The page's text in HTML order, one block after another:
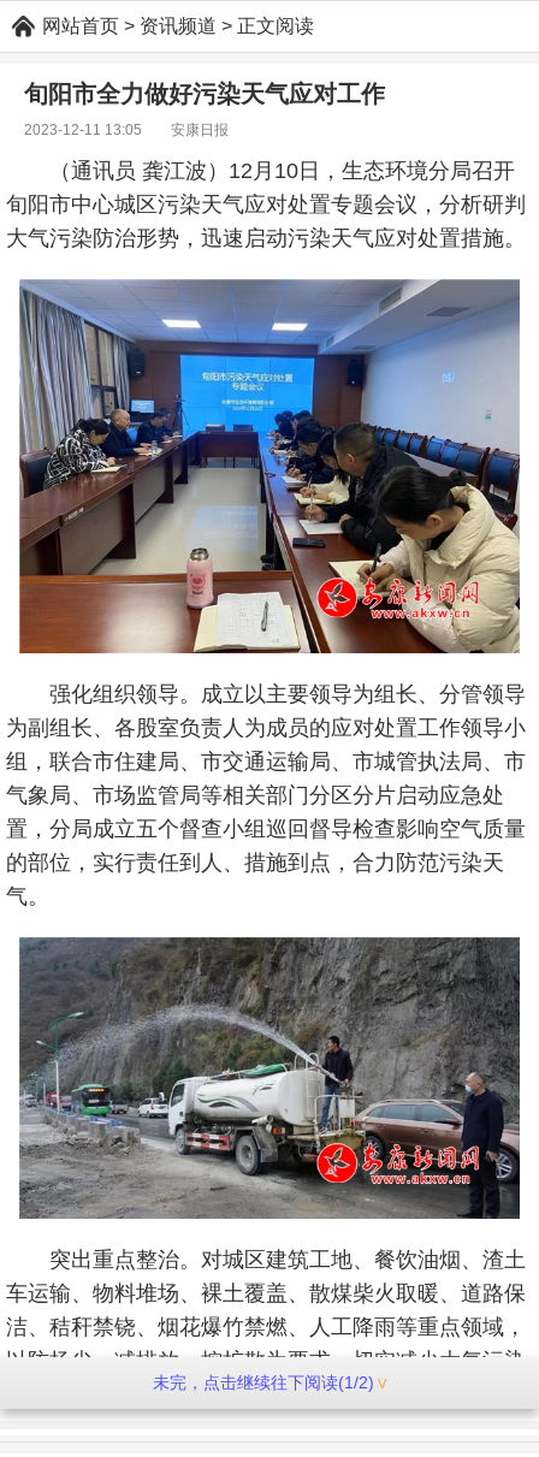
网站首页 > 资讯频道 > 正文阅读
旬阳市全力做好污染天气应对工作
2023-12-11 13:05 安康日报
（通讯员 龚江波）12月10日，生态环境分局召开
旬阳市中心城区污染天气应对处置专题会议，分析研判
大气污染防治形势，迅速启动污染天气应对处置措施。
强化组织领导。成立以主要领导为组长、分管领导
为副组长、各股室负责人为成员的应对处置工作领导小
组，联合市住建局、市交通运输局、市城管执法局、市
气象局、市场监管局等相关部门分区分片启动应急处
置，分局成立五个督查小组巡回督导检查影响空气质量
的部位，实行责任到人、措施到点，合力防范污染天
气。
突出重点整治。对城区建筑工地、餐饮油烟、渣土
车运输、物料堆场、裸土覆盖、散煤柴火取暖、道路保
洁、秸秆禁铙、烟花爆竹禁燃、人工降雨等重点领域，
以防扬尘、减排放、控扩散为要求，切实减少大气污染
因子。共出动洒水、清扫车辆6台，临时覆盖措施8处50
未完，点击继续往下阅读(1/2)